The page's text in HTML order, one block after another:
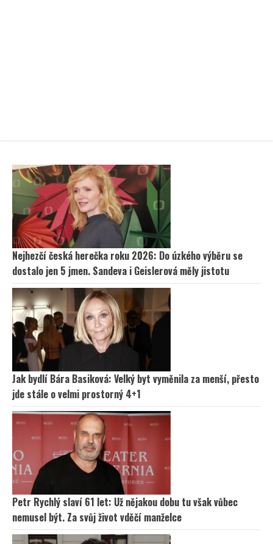
Nejhezčí česká herečka roku 2026: Do úzkého výběru se
dostalo jen 5 jmen. Sandeva i Geislerová měly jistotu
Jak bydlí Bára Basiková: Velký byt vyměnila za menší, přesto
jde stále o velmi prostorný 4+1
Petr Rychlý slaví 61 let: Už nějakou dobu tu však vůbec
nemusel být. Za svůj život vděčí manželce